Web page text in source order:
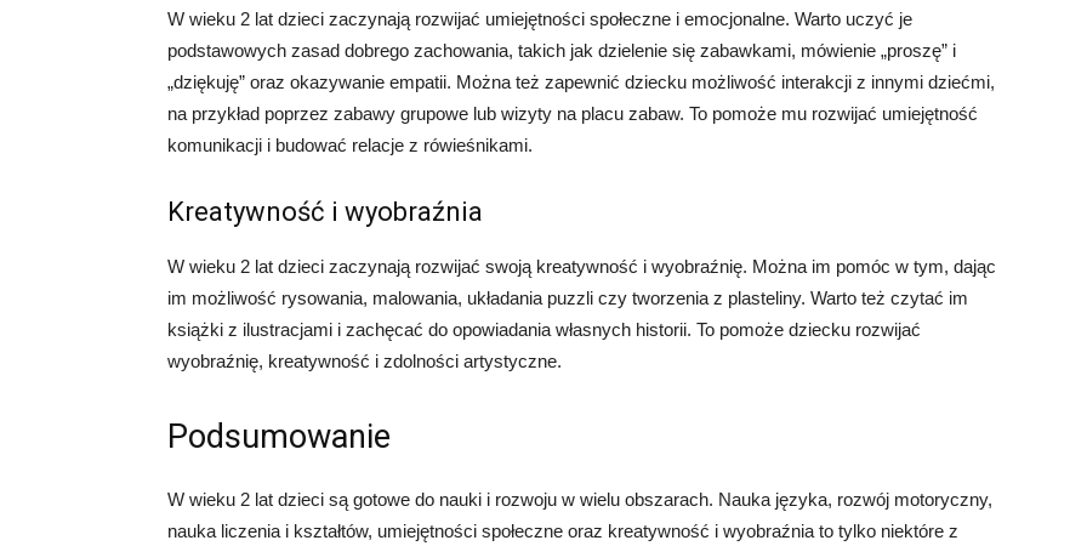
W wieku 2 lat dzieci zaczynają rozwijać umiejętności społeczne i emocjonalne. Warto uczyć je
podstawowych zasad dobrego zachowania, takich jak dzielenie się zabawkami, mówienie „proszę” i
„dziękuję” oraz okazywanie empatii. Można też zapewnić dziecku możliwość interakcji z innymi dziećmi,
na przykład poprzez zabawy grupowe lub wizyty na placu zabaw. To pomoże mu rozwijać umiejętność
komunikacji i budować relacje z rówieśnikami.
Kreatywność i wyobraźnia
W wieku 2 lat dzieci zaczynają rozwijać swoją kreatywność i wyobraźnię. Można im pomóc w tym, dając
im możliwość rysowania, malowania, układania puzzli czy tworzenia z plasteliny. Warto też czytać im
książki z ilustracjami i zachęcać do opowiadania własnych historii. To pomoże dziecku rozwijać
wyobraźnię, kreatywność i zdolności artystyczne.
Podsumowanie
W wieku 2 lat dzieci są gotowe do nauki i rozwoju w wielu obszarach. Nauka języka, rozwój motoryczny,
nauka liczenia i kształtów, umiejętności społeczne oraz kreatywność i wyobraźnia to tylko niektóre z